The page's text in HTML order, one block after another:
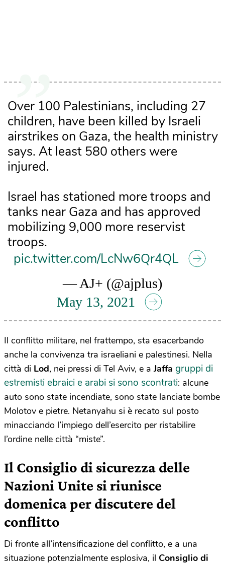
Over 100 Palestinians, including 27
children, have been killed by Israeli
airstrikes on Gaza, the health ministry
says. At least 580 others were
injured.
Israel has stationed more troops and
tanks near Gaza and has approved
mobilizing 9,000 more reservist
troops.
pic.twitter.com/LcNw6Qr4QL
— AJ+ (@ajplus)
May 13, 2021
Il conflitto militare, nel frattempo, sta esacerbando
anche la convivenza tra israeliani e palestinesi. Nella
città di Lod, nei pressi di Tel Aviv, e aJaffa gruppi di
estremisti ebraici e arabi si sono scontrati: alcune
auto sono state incendiate, sono state lanciate bombe
Molotov e pietre. Netanyahu si è recato sul posto
minacciando l’impiego dell’esercito per ristabilire
l’ordine nelle città “miste”.
Il Consiglio di sicurezza delle
Nazioni Unite si riunisce
domenica per discutere del
conflitto
Di fronte all’intensificazione del conflitto, e a una
situazione potenzialmente esplosiva, il Consiglio di